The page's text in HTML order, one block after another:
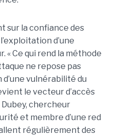
sur la confiance des
d’une
« Ce qui rend la méthode
ne repose pas
vulnérabilité du
le vecteur d’accès
Dubey, chercheur
et membre d’une red
régulièrement des